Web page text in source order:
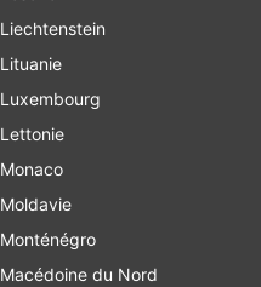
Liechtenstein
Lituanie
Luxembourg
Lettonie
Monaco
Moldavie
Monténégro
Macédoine du Nord